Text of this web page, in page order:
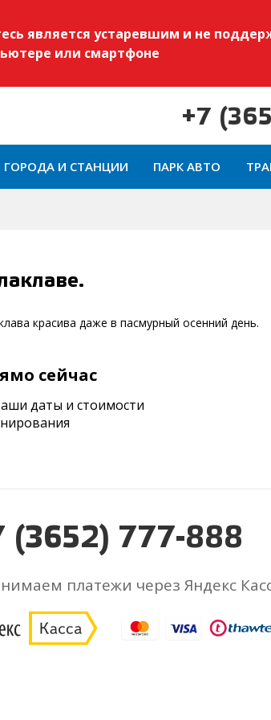
является устаревшим и не
или смартфоне
+7
ГОРОДА И СТАНЦИИ ПАРК АВТО
красива даже в пасмурный осенний день.
сейчас
даты и стоимости
(3652) 777-888
платежи через Яндекс